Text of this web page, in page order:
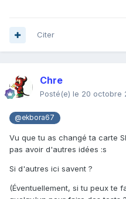
Citer
Chre
Posté(e) le 20 octobre
@ekbora67
Vu que tu as changé ta carte
pas avoir d'autres idées :s
Si d'autres ici savent ?
(Éventuellement, si tu peux te